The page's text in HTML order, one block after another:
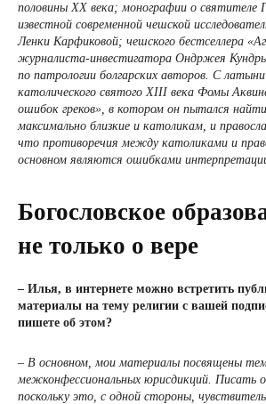
половины XX века; монографии о святителе
известной современной чешской
Ленки Карфиковой; чешского бестселлера
журналиста-инвестигатора Ондржея
по патрологии болгарских авторов. С
католического святого XIII века Фомы
ошибок греков», в котором он пытался
максимально близкие и католикам, и
что противоречия между католиками и
основном являются ошибками
Богословское
не только о вере
– Илья, в интернете можно встретить
материалы на тему религии с вашей
пишете об этом?
– В основном, мои материалы посвящены
межконфессиональных юрисдикций. Писать
поскольку это, с одной стороны,